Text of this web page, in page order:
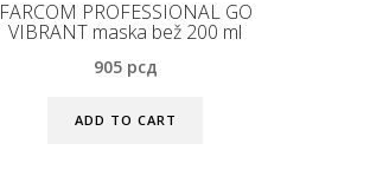
FARCOM PROFESSIONAL GO
VIBRANT maska bež 200 ml
905 рсд
ADD TO CART